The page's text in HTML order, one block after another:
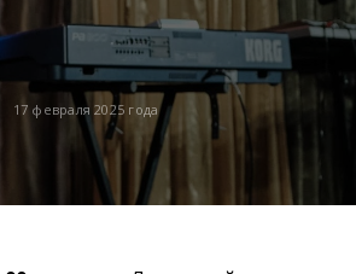
17 февраля 2025 года